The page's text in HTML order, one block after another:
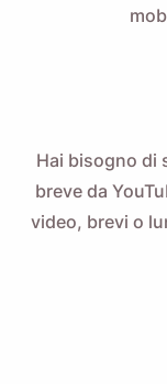
Hai bisogno di
breve da
video, brevi o